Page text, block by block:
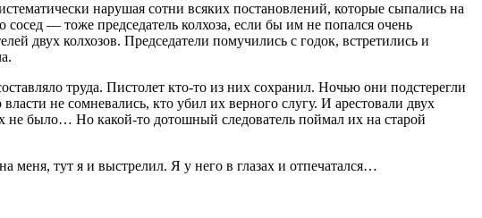
нарушая сотни всяких постановлений, которые сыпались на
— тоже председатель колхоза, если бы им не попался очень
двух колхозов. Председатели помучились с годок, встретились и
труда. Пистолет кто-то из них сохранил. Ночью они подстерегли
не сомневались, кто убил их верного слугу. И арестовали двух
не было… Но какой-то дотошный следователь поймал их на старой
тут я и выстрелил. Я у него в глазах и отпечатался…